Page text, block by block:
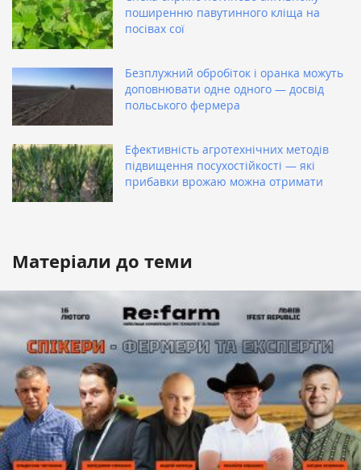
поширенню павутинного кліща на
посівах сої
Безплужний обробіток і оранка можуть
доповнювати одне одного — досвід
польського фермера
Ефективність агротехнічних методів
підвищення посухостійкості — які
прибавки врожаю можна отримати
Матеріали до теми